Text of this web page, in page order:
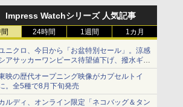
Impress Watchシリーズ 人気記事
24時間 1週間 1カ月
ニクロ、今日から「お盆特別セール」。涼感
アサッカーワンピース待望値下げ、撥水ギア
ョーツは1990円に
映の歴代オープニング映像がカプセルトイ
。全5種で8月下旬発売
ルディ、オンライン限定「ネコバッグ＆タン